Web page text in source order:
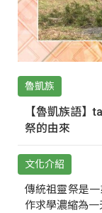
魯凱族
【魯凱族語】
祭的由來
文化介紹
傳統祖靈祭是
作求學濃縮為一